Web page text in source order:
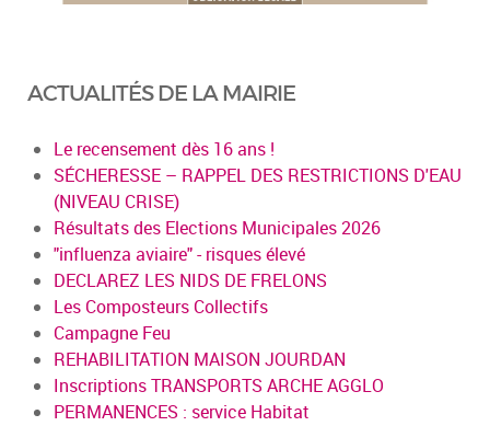
ACTUALITÉS DE LA MAIRIE
Le recensement dès 16 ans !
SÉCHERESSE – RAPPEL DES RESTRICTIONS D'EAU
(NIVEAU CRISE)
Résultats des Elections Municipales 2026
"influenza aviaire" - risques élevé
DECLAREZ LES NIDS DE FRELONS
Les Composteurs Collectifs
Campagne Feu
REHABILITATION MAISON JOURDAN
Inscriptions TRANSPORTS ARCHE AGGLO
PERMANENCES : service Habitat